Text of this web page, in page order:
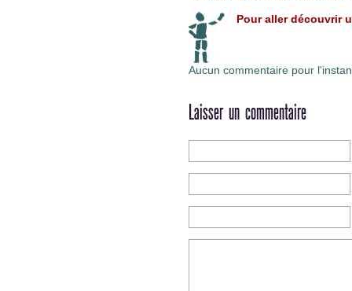
Pour aller découvrir
Aucun commentaire pour
Laisser un commentaire